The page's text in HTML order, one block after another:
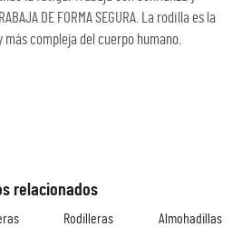
DE FORMA SEGURA. La rodilla es la
compleja del cuerpo humano.
relacionados
Rodilleras
Almohadillas